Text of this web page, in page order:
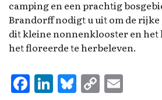
camping en een prachtig
Brandorff nodigt u uit om de
dit kleine nonnenklooster en
het floreerde te herbeleven.
F Li Bl C